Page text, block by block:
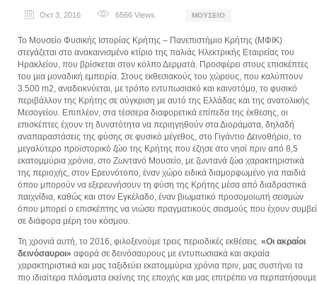
Οκτ 3, 2016 6566 Views ΜΟΥΣΕΊΟ
Το Μουσείο Φυσικής Ιστορίας Κρήτης – Πανεπιστήμιο Κρήτης (ΜΦΙΚ)
στεγάζεται στο ανακαινισμένο κτίριο της παλιάς Ηλεκτρικής Εταιρείας του
Ηρακλείου, που βρίσκεται στον κόλπο Δερματά. Προσφέρει στους επισκέπτες
του µια μοναδική εμπειρία. Στους εκθεσιακούς του χώρους, που καλύπτουν
3.500 m2, αναδεικνύεται, µε τρόπο εντυπωσιακό και καινοτόμο, το φυσικό
περιβάλλον της Κρήτης σε σύγκριση με αυτό της Ελλάδας και της ανατολικής
Μεσογείου. Επιπλέον, στα τέσσερα διαφορετικά επίπεδα της έκθεσης, οι
επισκέπτες έχουν τη δυνατότητα να περιηγηθούν στα Διοράµατα, δηλαδή
αναπαραστάσεις της φύσης σε φυσικό μέγεθος, στο Γιγάντιο ∆εινοθήριο, το
μεγαλύτερο προϊστορικό ζώο της Κρήτης που έζησε στο νησί πριν από 8,5
εκατομμύρια χρόνια, στο Ζωντανό Μουσείο, με ζωντανά ζώα χαρακτηριστικά
της περιοχής, στον Ερευνότοπο, έναν χώρο ειδικά διαμορφωμένο για παιδιά
όπου μπορούν να εξερευνήσουν τη φύση της Κρήτης μέσα από διαδραστικά
παιχνίδια, καθώς και στον Εγκέλαδο, έναν βιωματικό προσομοιωτή σεισμών
όπου μπορεί ο επισκέπτης να νιώσει πραγματικούς σεισμούς που έχουν συμβεί
σε διάφορα μέρη του κόσμου.
Τη χρονιά αυτή, το 2016, φιλοξενούμε τρεις περιοδικές εκθέσεις. «Οι ακραίοι
δεινόσαυροι» αφορά σε δεινόσαυρους με εντυπωσιακά και ακραία
χαρακτηριστικά και μας ταξιδεύει εκατομμύρια χρόνια πριν, μας συστήνει τα
πιο ιδιαίτερα πλάσματα εκείνης της εποχής και μας επιτρέπει να περπατήσουμε